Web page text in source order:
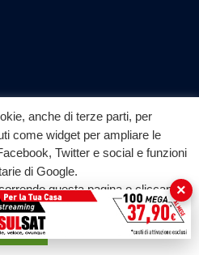
◎
Instagram
▶
YouTube
- Tutti i diritti riservati
anche di terze parti, per
come widget per ampliare le
Twitter e social e funzioni
di Google.
questa pagina o cliccando
acconsenti all'uso dei cookie.
Accetta
×